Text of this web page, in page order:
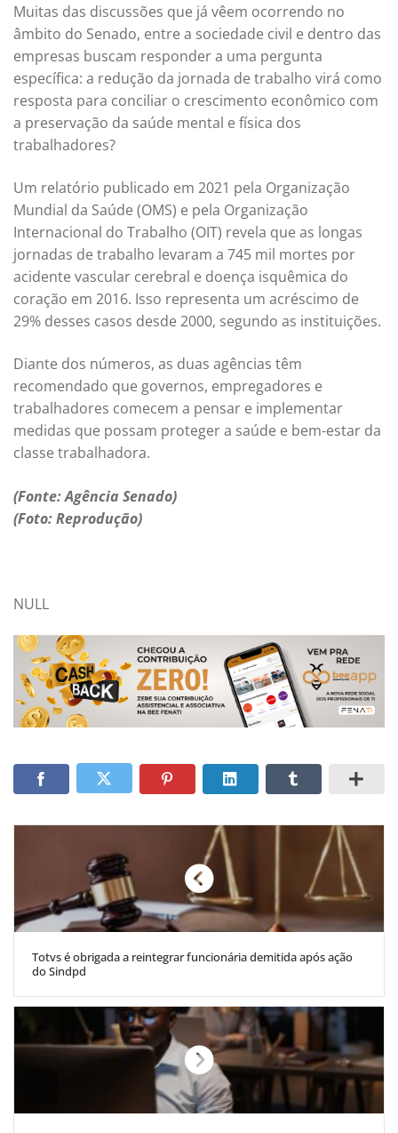
Muitas das discussões que já vêem ocorrendo no
âmbito do Senado, entre a sociedade civil e dentro das
empresas buscam responder a uma pergunta
específica: a redução da jornada de trabalho virá como
resposta para conciliar o crescimento econômico com
a preservação da saúde mental e física dos
trabalhadores?
Um relatório publicado em 2021 pela Organização
Mundial da Saúde (OMS) e pela Organização
Internacional do Trabalho (OIT) revela que as longas
jornadas de trabalho levaram a 745 mil mortes por
acidente vascular cerebral e doença isquêmica do
coração em 2016. Isso representa um acréscimo de
29% desses casos desde 2000, segundo as instituições.
Diante dos números, as duas agências têm
recomendado que governos, empregadores e
trabalhadores comecem a pensar e implementar
medidas que possam proteger a saúde e bem-estar da
classe trabalhadora.
(Fonte: Agência Senado)
(Foto: Reprodução)
NULL
Totvs é obrigada a reintegrar funcionária demitida após ação
do Sindpd